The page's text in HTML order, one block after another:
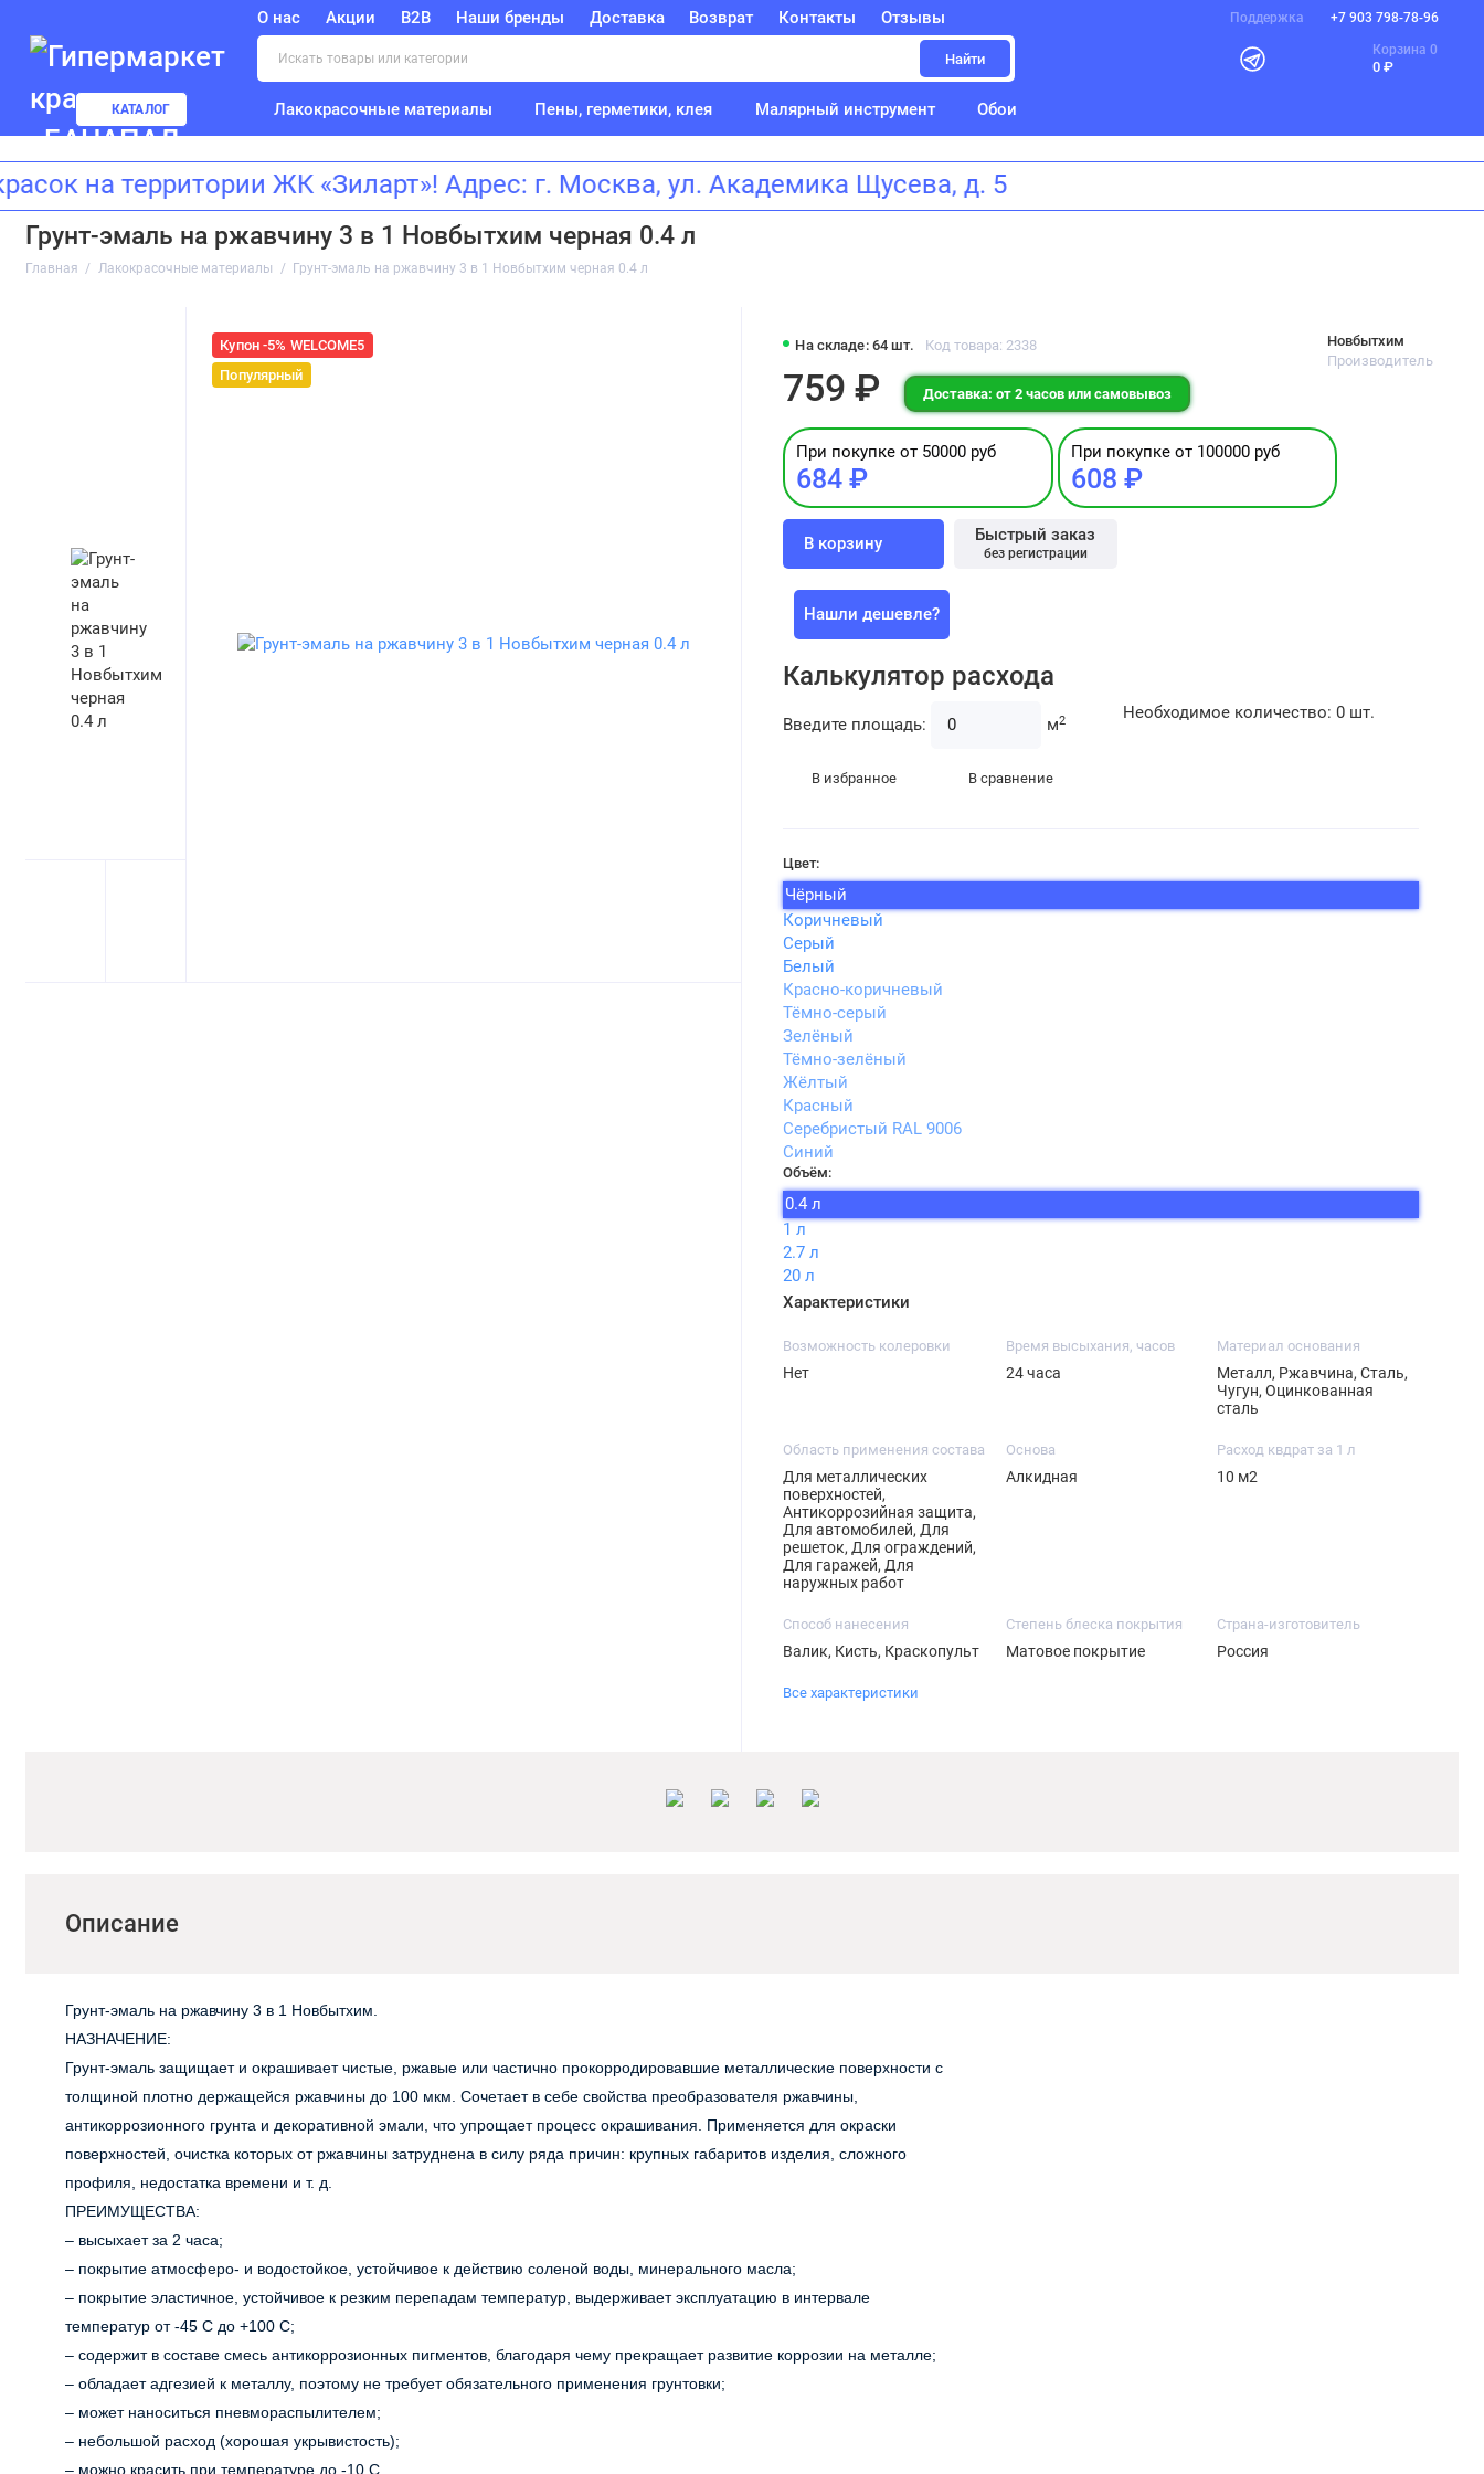
О нас Акции B2B Наши бренды Доставка Возврат Контакты Отзывы Поддержка +7 903 798-78-96
Найти
Корзина 0
0 ₽
КАТАЛОГ Лакокрасочные материалы Пены, герметики, клея Малярный инструмент Обои
на территории ЖК «Зиларт»! Адрес: г. Москва, ул. Академика Щусева, д. 5
Грунт-эмаль на ржавчину 3 в 1 Новбытхим черная 0.4 л
Главная Лакокрасочные материалы Грунт-эмаль на ржавчину 3 в 1 Новбытхим черная 0.4 л
Купон -5% WELCOME5
Популярный
На складе: 64 шт. Код товара: 2338
Новбытхим
Производитель
759 ₽ Доставка: от 2 часов или самовывоз
При покупке от 50000 руб
684 ₽
При покупке от 100000 руб
608 ₽
В корзину Быстрый заказ
без регистрации
Нашли дешевле?
Калькулятор расхода
Введите площадь: м2 Необходимое количество: 0шт.
В избранное В сравнение
Цвет:
Чёрный
Коричневый
Серый
Белый
Красно-коричневый
Тёмно-серый
Зелёный
Тёмно-зелёный
Жёлтый
Красный
Серебристый RAL 9006
Синий
Объём:
0.4 л
1 л
2.7 л
20 л
Характеристики
Возможность колеровки
Нет
Время высыхания, часов
24 часа
Материал основания
Металл, Ржавчина, Сталь,
Чугун, Оцинкованная
сталь
Область применения состава
Для металлических
поверхностей,
Антикоррозийная защита,
Для автомобилей, Для
решеток, Для ограждений,
Для гаражей, Для
наружных работ
Основа
Алкидная
Расход квдрат за 1 л
10 м2
Способ нанесения
Валик, Кисть, Краскопульт
Степень блеска покрытия
Матовое покрытие
Страна-изготовитель
Россия
Все характеристики
Описание
Грунт-эмаль на ржавчину 3 в 1 Новбытхим.
НАЗНАЧЕНИЕ:
Грунт-эмаль защищает и окрашивает чистые, ржавые или частично прокорродировавшие металлические поверхности с
толщиной плотно держащейся ржавчины до 100 мкм. Сочетает в себе свойства преобразователя ржавчины,
антикоррозионного грунта и декоративной эмали, что упрощает процесс окрашивания. Применяется для окраски
поверхностей, очистка которых от ржавчины затруднена в силу ряда причин: крупных габаритов изделия, сложного
профиля, недостатка времени и т. д.
ПРЕИМУЩЕСТВА:
– высыхает за 2 часа;
– покрытие атмосферо- и водостойкое, устойчивое к действию соленой воды, минерального масла;
– покрытие эластичное, устойчивое к резким перепадам температур, выдерживает эксплуатацию в интервале
температур от -45 С до +100 С;
– содержит в составе смесь антикоррозионных пигментов, благодаря чему прекращает развитие коррозии на металле;
– обладает адгезией к металлу, поэтому не требует обязательного применения грунтовки;
– может наноситься пневмораспылителем;
– небольшой расход (хорошая укрывистость);
– можно красить при температуре до -10 С.